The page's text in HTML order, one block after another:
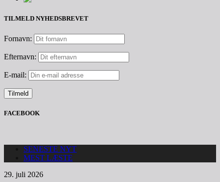
TILMELD NYHEDSBREVET
Fornavn:
Efternavn:
E-mail:
FACEBOOK
SENESTE NYT
MEST LÆSTE
29. juli 2026